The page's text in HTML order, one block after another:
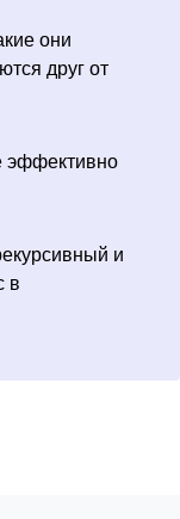
они
друг от
эффективно
и
в